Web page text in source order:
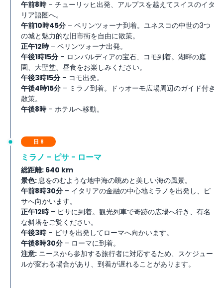
午前8時– チューリッヒ出発、アルプスを越えてスイスのイタ
リア語圏へ。
午前10時45分 – ベリンツォーナ到着。ユネスコの中世の3つ
の城と魅力的な旧市街を自由に散策。
正午12時– ベリンツォーナ出発。
午後1時15分 – ロンバルディアの宝石、コモ到着。湖畔の庭
園、大聖堂、昼食をお楽しみください。
午後3時15分 – コモ出発。
午後4時15分 – ミラノ到着。ドゥオーモ広場周辺のガイド付き
散策。
午後8時– ホテルへ移動。
日 8
ミラノ - ピサ - ローマ
総距離: 640 km
景色:息をのむような地中海の眺めと美しい海の風景。
午前8時30分 – イタリアの金融の中心地ミラノを出発し、ピ
サへ向かいます。
正午12時– ピサに到着。観光列車で奇跡の広場へ行き、有名
な斜塔をご覧ください。
午後3時– ピサを出発してローマへ向かいます。
午後8時30分 – ローマに到着。
注意: ニースから参加する旅行者に対応するため、スケジュー
ルが変わる場合があり、到着が遅れることがあります。